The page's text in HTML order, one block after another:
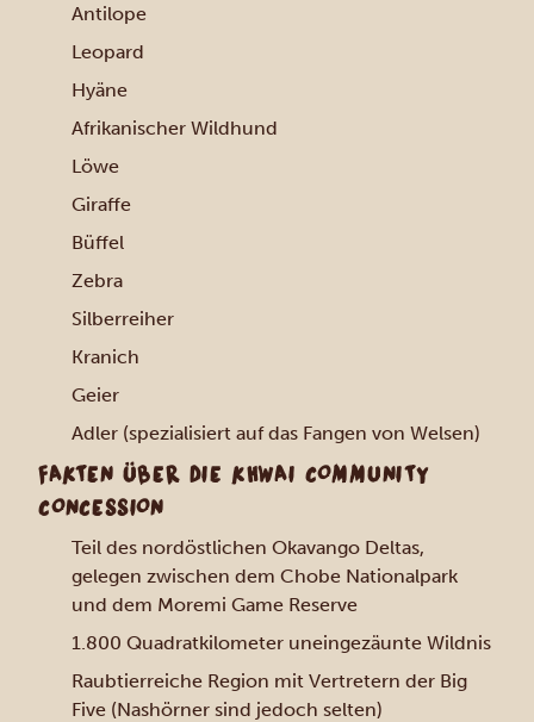
Antilope
Leopard
Hyäne
Afrikanischer Wildhund
Löwe
Giraffe
Büffel
Zebra
Silberreiher
Kranich
Geier
Adler (spezialisiert auf das Fangen von Welsen)
FAKTEN ÜBER DIE KHWAI COMMUNITY
CONCESSION
Teil des nordöstlichen Okavango Deltas,
gelegen zwischen dem Chobe Nationalpark
und dem Moremi Game Reserve
1.800 Quadratkilometer uneingezäunte Wildnis
Raubtierreiche Region mit Vertretern der Big
Five (Nashörner sind jedoch selten)